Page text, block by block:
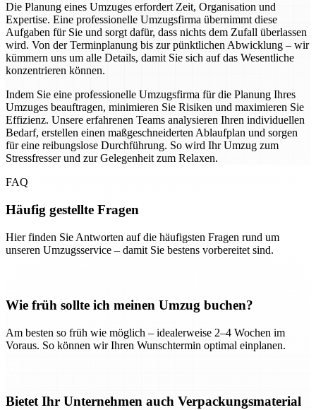
Die Planung eines Umzuges erfordert Zeit, Organisation und
Expertise. Eine professionelle Umzugsfirma übernimmt diese
Aufgaben für Sie und sorgt dafür, dass nichts dem Zufall überlassen
wird. Von der Terminplanung bis zur pünktlichen Abwicklung – wir
kümmern uns um alle Details, damit Sie sich auf das Wesentliche
konzentrieren können.
Indem Sie eine professionelle Umzugsfirma für die Planung Ihres
Umzuges beauftragen, minimieren Sie Risiken und maximieren Sie
Effizienz. Unsere erfahrenen Teams analysieren Ihren individuellen
Bedarf, erstellen einen maßgeschneiderten Ablaufplan und sorgen
für eine reibungslose Durchführung. So wird Ihr Umzug zum
Stressfresser und zur Gelegenheit zum Relaxen.
FAQ
Häufig gestellte Fragen
Hier finden Sie Antworten auf die häufigsten Fragen rund um
unseren Umzugsservice – damit Sie bestens vorbereitet sind.
Wie früh sollte ich meinen Umzug buchen?
Am besten so früh wie möglich – idealerweise 2–4 Wochen im
Voraus. So können wir Ihren Wunschtermin optimal einplanen.
Bietet Ihr Unternehmen auch Verpackungsmaterial